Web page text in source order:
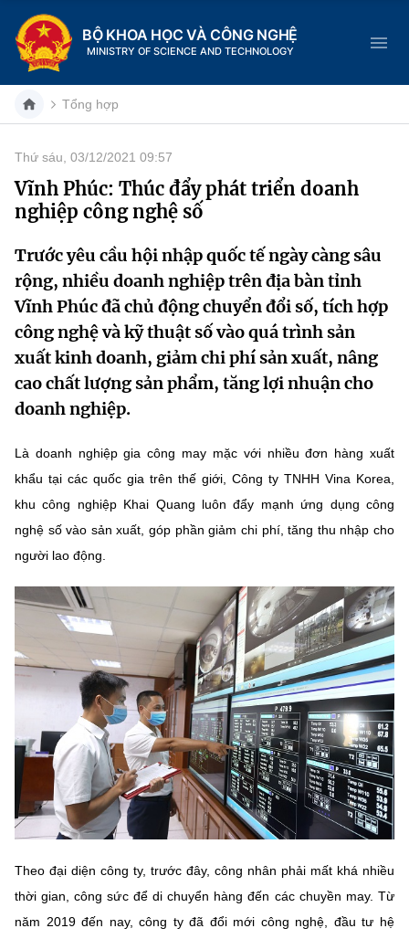
BỘ KHOA HỌC VÀ CÔNG NGHỆ
MINISTRY OF SCIENCE AND TECHNOLOGY
Danh mục
Trang chủ
Giới thiệu
Chức năng nhiệm vụ
Cơ cấu tổ chức
Lịch sử phát triển
Tin tức sự kiện
Khoa học và Công nghệ
Đổi mới sáng tạo
Bưu chính, Viễn thông
Sở hữu trí tuệ
Năng lượng nguyên tử
Tin tổng hợp
Tin địa phương
Dịch vụ công
Hệ thống văn bản
Văn bản chỉ đạo điều hành
THỐNG KÊ
Khoa học và Công nghệ
Đổi mới sáng tạo
Chuyển đổi số
Bưu chính, Viễn thông
Sở hữu trí tuệ
Tiêu chuẩn, đo lường, chất lượng
Năng lượng nguyên tử
Multimedia
THƯ ĐIỆN TỬ
Infographic
Voice
Nhiệm vụ trọng tâm
Chọn ngôn ngữ
Vietnamese English
Tổng hợp
Thứ sáu, 03/12/2021 09:57
Vĩnh Phúc: Thúc đẩy phát triển doanh
nghiệp công nghệ số
Trước yêu cầu hội nhập quốc tế ngày càng sâu
rộng, nhiều doanh nghiệp trên địa bàn tỉnh
Vĩnh Phúc đã chủ động chuyển đổi số, tích hợp
công nghệ và kỹ thuật số vào quá trình sản
xuất kinh doanh, giảm chi phí sản xuất, nâng
cao chất lượng sản phẩm, tăng lợi nhuận cho
doanh nghiệp.
Là doanh nghiệp gia công may mặc với nhiều đơn hàng xuất
khẩu tại các quốc gia trên thế giới, Công ty TNHH Vina Korea,
khu công nghiệp Khai Quang luôn đẩy mạnh ứng dụng công
nghệ số vào sản xuất, góp phần giảm chi phí, tăng thu nhập cho
người lao động.
Theo đại diện công ty, trước đây, công nhân phải mất khá nhiều
thời gian, công sức để di chuyển hàng đến các chuyền may. Từ
năm 2019 đến nay, công ty đã đổi mới công nghệ, đầu tư hệ